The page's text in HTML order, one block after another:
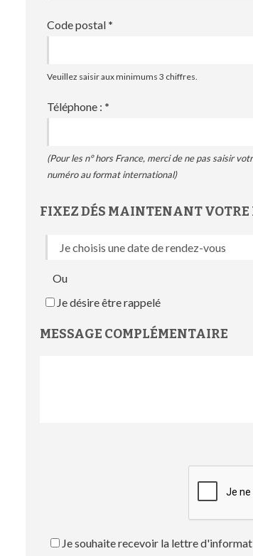
Code postal *
Veuillez saisir aux minimums 3 chiffres.
Téléphone : *
(Pour les n° hors France, merci de ne pas saisir
numéro au format international)
FIXEZ DÉS MAINTENANT VOTRE
Ou
Je désire être rappelé
MESSAGE COMPLÉMENTAIRE
Je souhaite recevoir la lettre